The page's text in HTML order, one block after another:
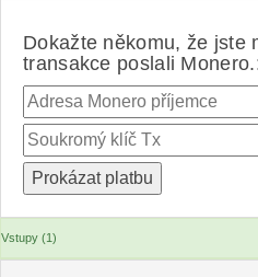
Dokažte někomu, že jste
transakce poslali
Vstupy (1)